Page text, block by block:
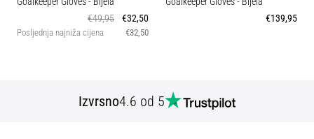
Prikaži
sve
€49,95
€32,50
Posljednja najniža cijena €32,50
€139,95
Izvrsno4.6 od 5